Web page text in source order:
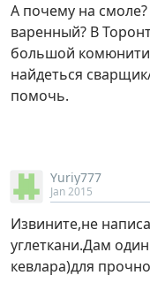
А почему на
варенный? В
большой
найдеться
помочь.
Yuriy777
Jan 2015
Извините,не
углеткани.Дам
кевлара)для